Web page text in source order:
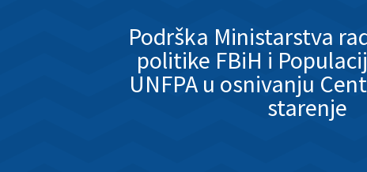
Podrška Ministarstva
politike FBiH i
UNFPA u osnivanju
starenje